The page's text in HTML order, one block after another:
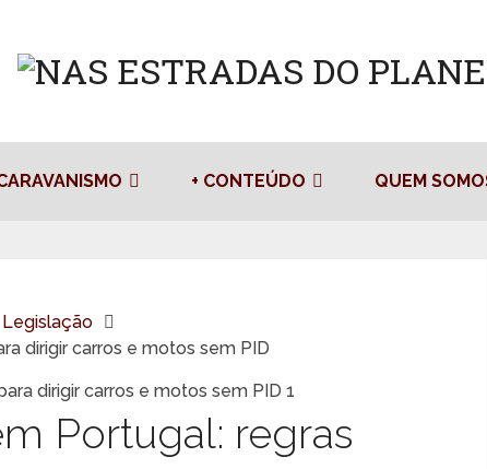
+ CONTEÚDO QUEM
Legislação
dirigir carros e motos sem PID
Portugal: regras